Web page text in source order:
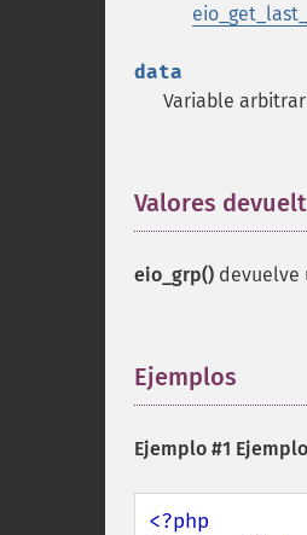
data
Variable
Valores
eio_grp() devuelve
Ejemplos
Ejemplo #1
<?php